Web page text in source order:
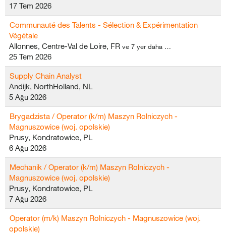
17 Tem 2026
Communauté des Talents - Sélection & Expérimentation
Végétale
Allonnes, Centre-Val de Loire, FR ve 7 yer daha …
25 Tem 2026
Supply Chain Analyst
Andijk, NorthHolland, NL
5 Ağu 2026
Brygadzista / Operator (k/m) Maszyn Rolniczych -
Magnuszowice (woj. opolskie)
Prusy, Kondratowice, PL
6 Ağu 2026
Mechanik / Operator (k/m) Maszyn Rolniczych -
Magnuszowice (woj. opolskie)
Prusy, Kondratowice, PL
7 Ağu 2026
Operator (m/k) Maszyn Rolniczych - Magnuszowice (woj.
opolskie)